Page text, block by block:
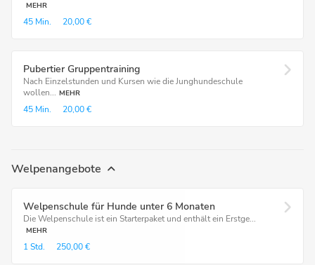
MEHR
45 Min. 20,00 €
Pubertier Gruppentraining
Nach Einzelstunden und Kursen wie die Junghundeschule
wollen... MEHR
45 Min. 20,00 €
Welpenangebote
Welpenschule für Hunde unter 6 Monaten
Die Welpenschule ist ein Starterpaket und enthält ein Erstge...
MEHR
1 Std. 250,00 €